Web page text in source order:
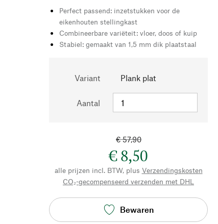
Perfect passend: inzetstukken voor de
eikenhouten stellingkast
Combineerbare variëteit: vloer, doos of kuip
Stabiel: gemaakt van 1,5 mm dik plaatstaal
Variant Plank plat
Aantal
€ 57,90
€ 8,50
alle prijzen incl. BTW, plus Verzendingskosten
CO₂-gecompenseerd verzenden met DHL
Bewaren